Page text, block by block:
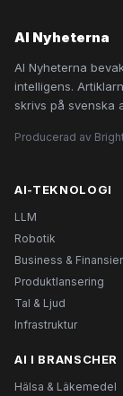
AI Nyheterna
AI Nyheterna
intelligens.
skrivs på svenska
Producerad av
AI-TEKNOLOGI
LLM
Robotik
Business &
Produktlansering
Tal & Ljud
Infrastruktur
AI I BRANSCHER
Hälsa & Läkemedel